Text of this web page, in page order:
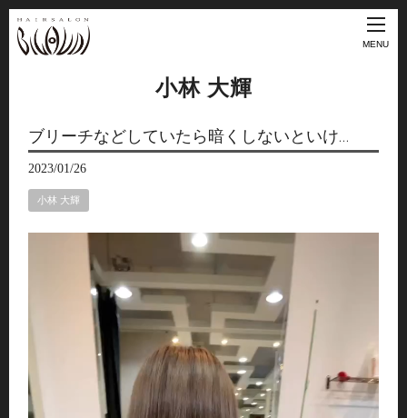
MENU
小林 大輝
ブリーチなどしていたら暗くしないといけ…
2023/01/26
小林 大輝
ー